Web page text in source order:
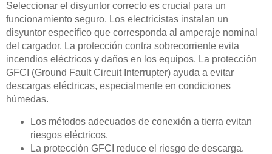
Seleccionar el disyuntor correcto es crucial para un
funcionamiento seguro. Los electricistas instalan un
disyuntor específico que corresponda al amperaje nominal
del cargador. La protección contra sobrecorriente evita
incendios eléctricos y daños en los equipos. La protección
GFCI (Ground Fault Circuit Interrupter) ayuda a evitar
descargas eléctricas, especialmente en condiciones
húmedas.
Los métodos adecuados de conexión a tierra evitan
riesgos eléctricos.
La protección GFCI reduce el riesgo de descarga.